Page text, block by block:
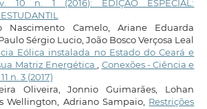
10 n. 1 (2016): EDIÇÃO ESPECIAL:
Nascimento Camelo, Ariane Eduarda
Sérgio Lucio, João Bosco Verçosa Leal
Eólica instalada no Estado do Ceará e
Matriz Energética
Conexões - Ciência e
n. 3 (2017)
Oliveira, Jonnio Guimarães, Lohan
Wellington, Adriano Sampaio, Restrições